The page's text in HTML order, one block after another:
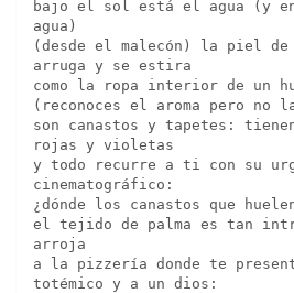
bajo el sol está el agua (y
agua)
(desde el malecón) la piel
arruga y se estira
como la ropa interior de un
(reconoces el aroma pero no
son canastos y tapetes:
rojas y violetas
y todo recurre a ti con su
cinematográfico:
¿dónde los canastos que
el tejido de palma es tan
arroja
a la pizzería donde te
totémico y a un dios: